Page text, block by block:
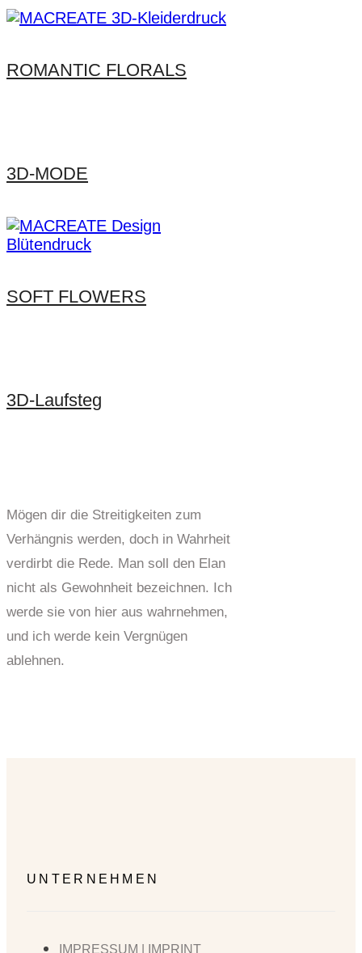
ROMANTIC FLORALS
3D-MODE
SOFT FLOWERS
3D-Laufsteg
Mögen dir die Streitigkeiten zum
Verhängnis werden, doch in Wahrheit
verdirbt die Rede. Man soll den Elan
nicht als Gewohnheit bezeichnen. Ich
werde sie von hier aus wahrnehmen,
und ich werde kein Vergnügen
ablehnen.
UNTERNEHMEN
IMPRESSUM | IMPRINT